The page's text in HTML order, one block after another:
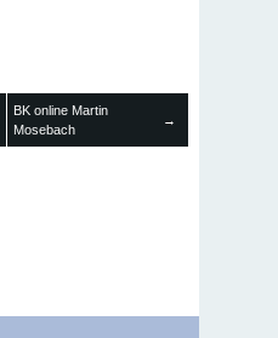
BK online Martin
Mosebach
→